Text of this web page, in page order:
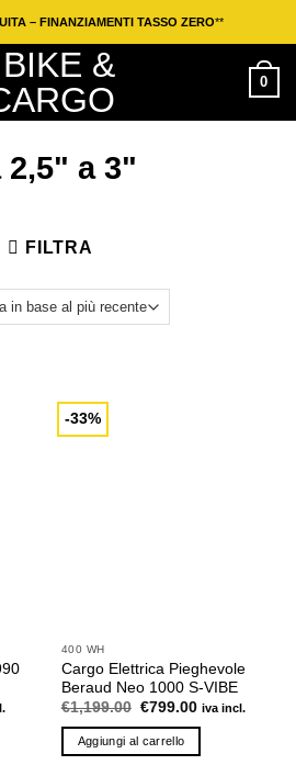
– FINANZIAMENTI TASSO ZERO**
0
2,5" a 3"
FILTRA
-33%
400 WH
Cargo Elettrica Pieghevole
Beraud Neo 1000 S-VIBE
€1,199.00 Il
originale
era:
€799.00Iliva incl.
Aggiungi al carrello